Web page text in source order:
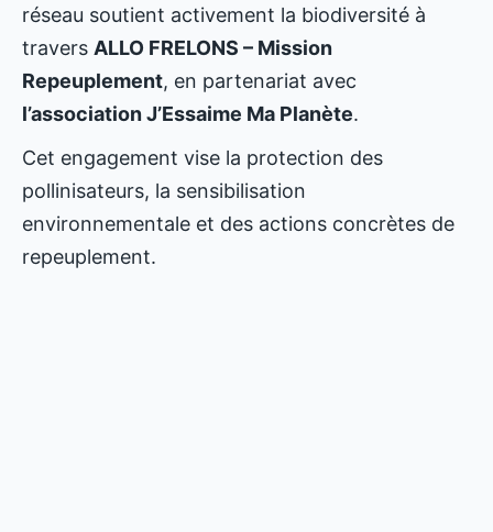
réseau soutient activement la biodiversité à
travers ALLO FRELONS – Mission
Repeuplement, en partenariat avec
l’association J’Essaime Ma Planète.
Cet engagement vise la protection des
pollinisateurs, la sensibilisation
environnementale et des actions concrètes de
repeuplement.